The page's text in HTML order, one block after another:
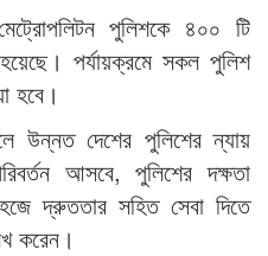
পুলিশকে ৪০০ টি
পর্যায়ক্রমে সকল পুলিশ
হবে।
উন্নত দেশের পুলিশের ন্যায়
আসবে, পুলিশের দক্ষতা
দ্রুততার সহিত সেবা দিতে
করেন।